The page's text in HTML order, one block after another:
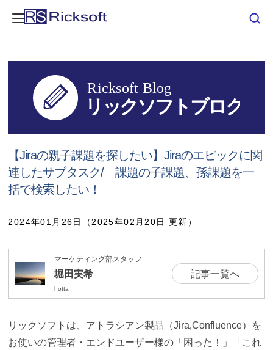
【Jiraの親子課題を探したい】Jiraのエピックに関
連したサブタスク/ 課題の子課題、孫課題を一
括で検索したい！
2024年01月26日（2025年02月20日 更新）
マーケティング部スタッフ
堀田実希
hotta
記事一覧へ
リックソフトは、アトラシアン製品（Jira,Confluence）を
お使いの管理者・エンドユーザー様の「困った！」「これ